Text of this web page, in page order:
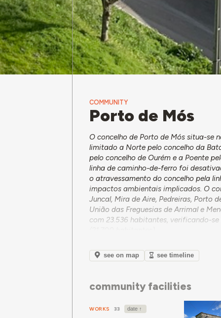
COMMUNITY
Porto de Mós
O concelho de Porto de Mós situa-se
limitado a Norte pelo concelho da
pelo concelho de Ourém e a Poente
linha de caminho-de-ferro foi
o atravessamento do concelho pela
impactos ambientais implicados. O
Juncal, Mira de Aire, Pedreiras, Porto
União das Freguesias de Arrimal e
com 23.536 habitantes, verificando-
O território é definido pela Serra de
fixação de população graças às
particularmente na zona de Mira de
vila.
see on map see timeline
community facilities
WORKS 33